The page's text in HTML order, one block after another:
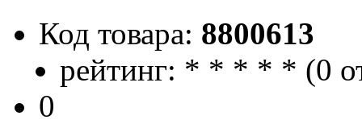
Код товара: 8800613
рейтинг: * * * * * (0
0